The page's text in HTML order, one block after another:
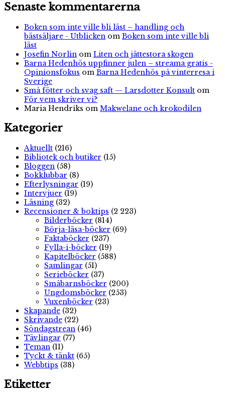
Senaste kommentarerna
Boken som inte ville bli läst – handling och
bästsäljare - Utblicken om Boken som inte ville bli
läst
Josefin Norlin om Liten och jättestora skogen
Barna Hedenhös uppfinner julen – streama gratis -
Opinionsfokus om Barna Hedenhös på vinterresa i
Sverige
Små fötter och svag saft — Larsdotter Konsult om
För vem skriver vi?
Maria Hendriks om Makwelane och krokodilen
Kategorier
Aktuellt (216)
Bibliotek och butiker (15)
Bloggen (58)
Bokklubbar (8)
Efterlysningar (19)
Intervjuer (19)
Läsning (32)
Recensioner & boktips (2 223)
Bilderböcker (814)
Börja-läsa-böcker (69)
Faktaböcker (237)
Fylla-i-böcker (19)
Kapitelböcker (588)
Samlingar (51)
Serieböcker (37)
Småbarnsböcker (200)
Ungdomsböcker (253)
Vuxenböcker (23)
Skapande (32)
Skrivande (22)
Söndagstrean (46)
Tävlingar (77)
Teman (11)
Tyckt & tänkt (65)
Webbtips (38)
Etiketter